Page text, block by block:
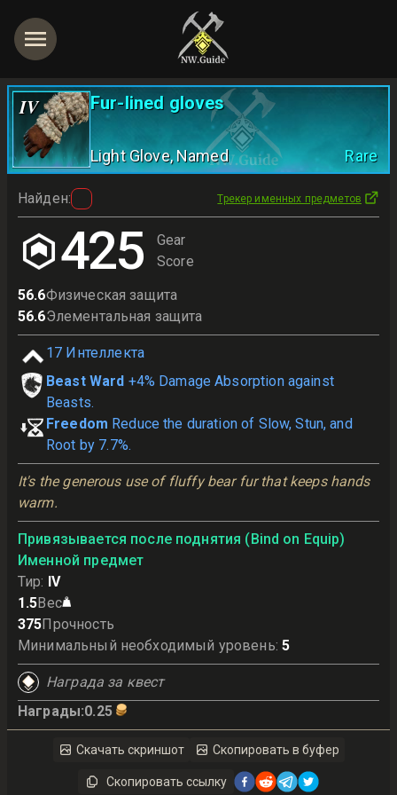
IV Fur-lined gloves
Light Glove, Named Rare
Найден: Трекер именных предметов
425
Gear
Score
56.6Физическая защита
56.6Элементальная защита
17 Интеллекта
Beast Ward +4% Damage Absorption against
Beasts.
Freedom Reduce the duration of Slow, Stun, and
Root by 7.7%.
It's the generous use of fluffy bear fur that keeps hands
warm.
Привязывается после поднятия (Bind on Equip)
Именной предмет
Тир: IV
1.5Вес
375Прочность
Минимальный необходимый уровень: 5
Награда за квест
Награды:0.25
Скачать скриншот Скопировать в буфер
Скопировать ссылку